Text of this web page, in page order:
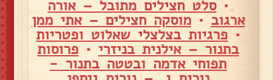
•סלט חצילים מתובל – אורה
ארגוב •מוסקה חצילים – אתי ממן
• פרגיות בצלצלי שאלוט ופטריות
בתנור – אילנית בניזרי • פרוסות
תפוחי אדמה ובטטה בתנור -